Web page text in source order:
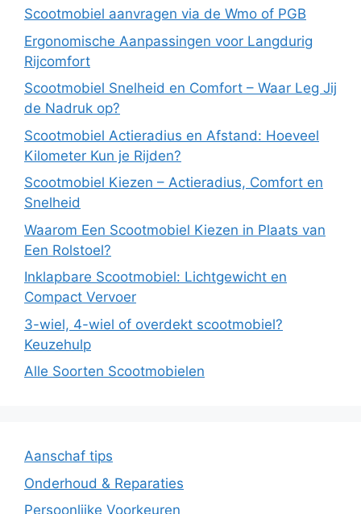
Scootmobiel aanvragen via de Wmo of PGB
Ergonomische Aanpassingen voor Langdurig
Rijcomfort
Scootmobiel Snelheid en Comfort – Waar Leg Jij
de Nadruk op?
Scootmobiel Actieradius en Afstand: Hoeveel
Kilometer Kun je Rijden?
Scootmobiel Kiezen – Actieradius, Comfort en
Snelheid
Waarom Een Scootmobiel Kiezen in Plaats van
Een Rolstoel?
Inklapbare Scootmobiel: Lichtgewicht en
Compact Vervoer
3-wiel, 4-wiel of overdekt scootmobiel?
Keuzehulp
Alle Soorten Scootmobielen
Aanschaf tips
Onderhoud & Reparaties
Persoonlijke Voorkeuren